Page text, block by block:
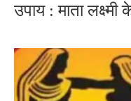
उपाय : माता